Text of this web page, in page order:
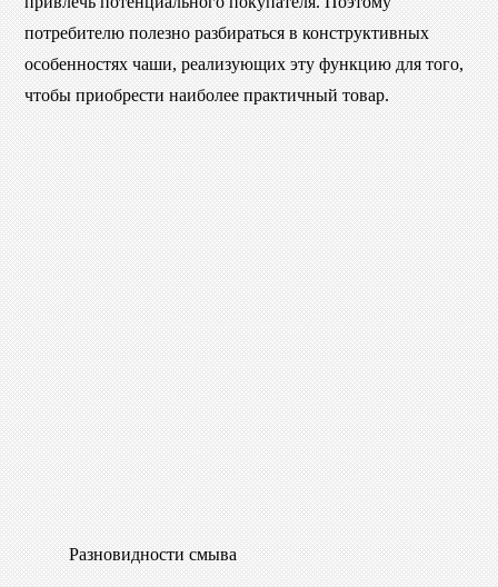
потребителю полезно разбираться в конструктивных
особенностях чаши, реализующих эту функцию для того,
чтобы приобрести наиболее практичный товар.
Разновидности смыва